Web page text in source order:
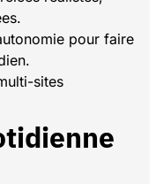
pour faire
sites